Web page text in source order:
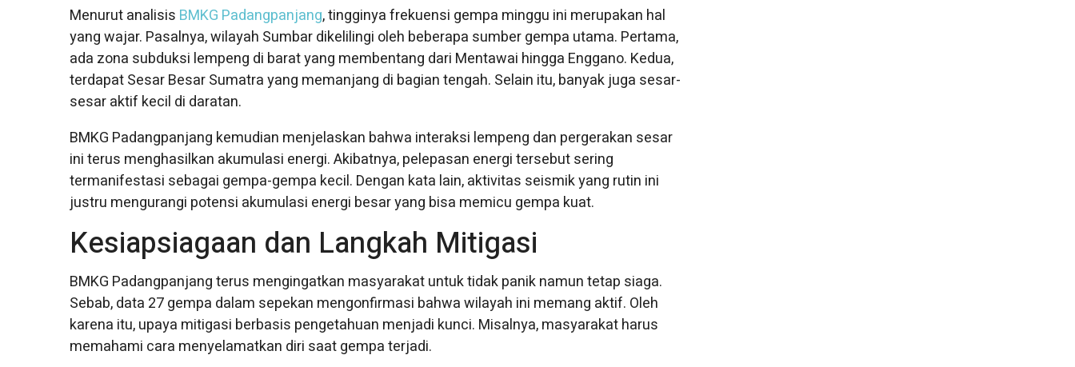
Menurut analisis BMKG Padangpanjang, tingginya frekuensi gempa minggu ini merupakan hal
yang wajar. Pasalnya, wilayah Sumbar dikelilingi oleh beberapa sumber gempa utama. Pertama,
ada zona subduksi lempeng di barat yang membentang dari Mentawai hingga Enggano. Kedua,
terdapat Sesar Besar Sumatra yang memanjang di bagian tengah. Selain itu, banyak juga sesar-
sesar aktif kecil di daratan.
BMKG Padangpanjang kemudian menjelaskan bahwa interaksi lempeng dan pergerakan sesar
ini terus menghasilkan akumulasi energi. Akibatnya, pelepasan energi tersebut sering
termanifestasi sebagai gempa-gempa kecil. Dengan kata lain, aktivitas seismik yang rutin ini
justru mengurangi potensi akumulasi energi besar yang bisa memicu gempa kuat.
Kesiapsiagaan dan Langkah Mitigasi
BMKG Padangpanjang terus mengingatkan masyarakat untuk tidak panik namun tetap siaga.
Sebab, data 27 gempa dalam sepekan mengonfirmasi bahwa wilayah ini memang aktif. Oleh
karena itu, upaya mitigasi berbasis pengetahuan menjadi kunci. Misalnya, masyarakat harus
memahami cara menyelamatkan diri saat gempa terjadi.